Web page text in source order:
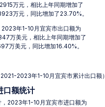
万元，相比上年同期增加了
万元，同比增加了23.70%。
2023年1-10月宜宾市出口额为
万美元，相比上年同期增加了
万美元，同比增加16.40%。
2021-2023年1-10月宜宾市累计出口额）
口额统计
，2023年1-10月宜宾市进口额为